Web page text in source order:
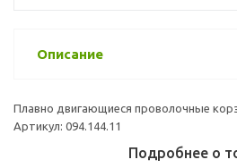
Описание
Плавно двигающиеся проволочные
Артикул: 094.144.11
Подробнее о